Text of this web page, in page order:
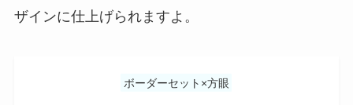
ザインに仕上げられますよ。
ボーダーセット×方眼